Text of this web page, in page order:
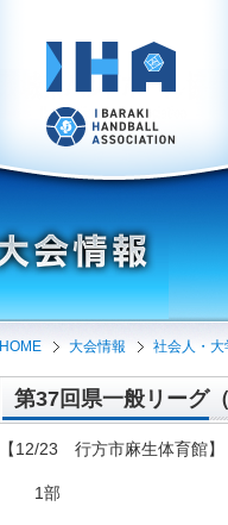
HOME 大会情報 社会人・大
第37回県一般リーグ
【12/23 行方市麻生体育館】
1部